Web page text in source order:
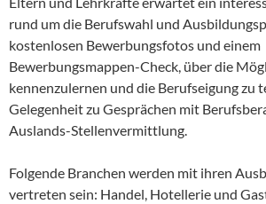
rund um die Berufswahl und
kostenlosen Bewerbungsfotos und einem
Bewerbungsmappen-Check, über die
kennenzulernen und die Berufseigung zu
Gelegenheit zu Gesprächen mit
Auslands-Stellenvermittlung.
Folgende Branchen werden mit ihren
vertreten sein: Handel, Hotellerie und